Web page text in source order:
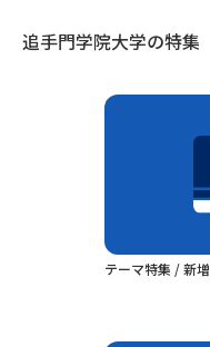
留学・進学関連、塾・予備校
大学入学共通テスト「受験上
幼稚園教員資格認定試験
追手門学院大学の特集
テーマ特集 / 新